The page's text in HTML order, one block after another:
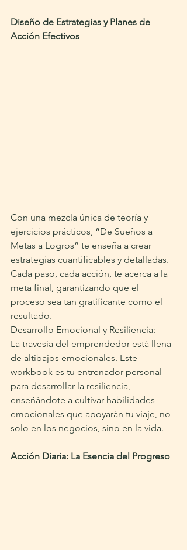
Diseño de Estrategias y Planes de
Acción Efectivos
Con una mezcla única de teoría y
ejercicios prácticos, “De Sueños a
Metas a Logros” te enseña a crear
estrategias cuantificables y detalladas.
Cada paso, cada acción, te acerca a la
meta final, garantizando que el
proceso sea tan gratificante como el
resultado.
Desarrollo Emocional y Resiliencia:
La travesía del emprendedor está llena
de altibajos emocionales. Este
workbook es tu entrenador personal
para desarrollar la resiliencia,
enseñándote a cultivar habilidades
emocionales que apoyarán tu viaje, no
solo en los negocios, sino en la vida.
Acción Diaria: La Esencia del Progreso